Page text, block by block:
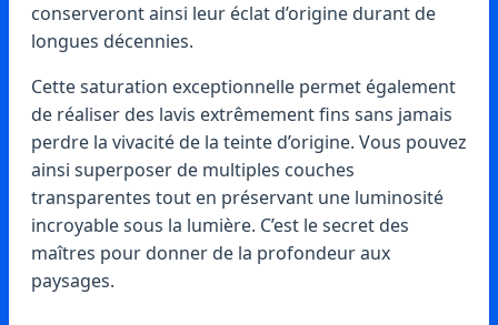
conserveront ainsi leur éclat d’origine durant de
longues décennies.
Cette saturation exceptionnelle permet également
de réaliser des lavis extrêmement fins sans jamais
perdre la vivacité de la teinte d’origine. Vous pouvez
ainsi superposer de multiples couches
transparentes tout en préservant une luminosité
incroyable sous la lumière. C’est le secret des
maîtres pour donner de la profondeur aux
paysages.